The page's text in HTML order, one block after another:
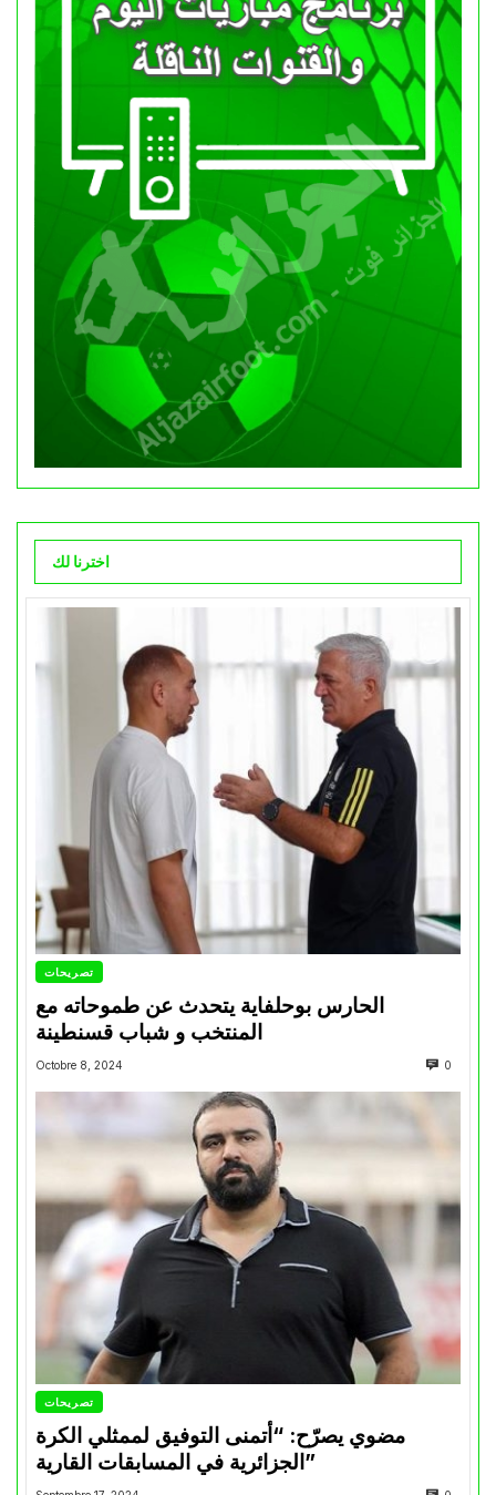
اخترنا لك
تصريحات
الحارس بوحلفاية يتحدث عن طموحاته مع
المنتخب و شباب قسنطينة
Octobre 8, 2024 0
تصريحات
مضوي يصرّح: “أتمنى التوفيق لممثلي الكرة
الجزائرية في المسابقات القارية”